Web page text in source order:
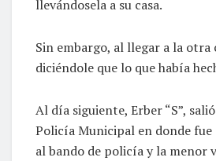
llevándosela a su casa.
Sin embargo, al llegar a la
diciéndole que lo que había
Al día siguiente, Erber “S”,
Policía Municipal en donde fue
al bando de policía y la menor